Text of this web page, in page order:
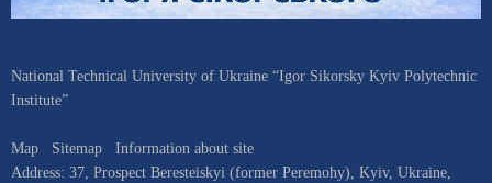
National Technical University of Ukraine “Igor Sikorsky Kyiv Polytechnic
Institute”
Map Sitemap
Information about site
Address: 37, Prospect Beresteiskyi (former Peremohy), Kyiv, Ukraine,